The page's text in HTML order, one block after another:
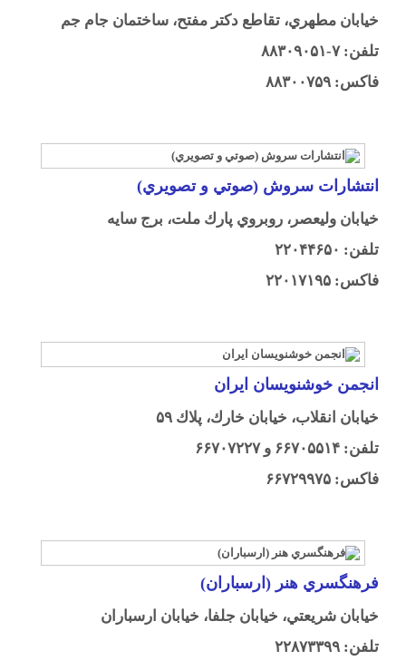
خيابان مطهري، تقاطع دكتر مفتح، ساختمان جام جم
تلفن: ۷-۸۸۳۰۹۰۵۱
فاكس: ۸۸۳۰۰۷۵۹
انتشارات سروش (صوتي و تصويري)
خيابان وليعصر، روبروي پارك ملت، برج سايه
تلفن: ۲۲۰۴۴۶۵۰
فاكس: ۲۲۰۱۷۱۹۵
انجمن خوشنويسان ايران
خيابان انقلاب، خيابان خارك، پلاك ۵۹
تلفن: ۶۶۷۰۵۵۱۴ و ۶۶۷۰۷۲۲۷
فاكس: ۶۶۷۲۹۹۷۵
فرهنگسري هنر (ارسباران)
خيابان شريعتي، خيابان جلفا، خيابان ارسباران
تلفن: ۲۲۸۷۳۳۹۹